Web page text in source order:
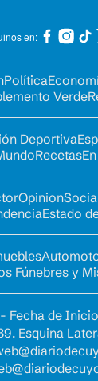
en:
Política
Verde
Deportiva
Recetas
Opinion
Estado
Fúnebres y
Fecha de
Esquina